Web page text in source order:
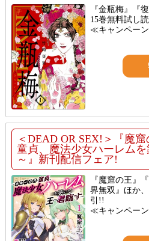
『金瓶梅』『
15巻無料試し
≪キャンペー
＜DEAD OR SEX!＞『魔
童貞、魔法少女ハーレム
～』新刊配信フェア!
『魔窟の王』
界無双』ほか
引!!
≪キャンペー